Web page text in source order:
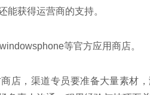
能获得运营商的支持。
等官方应用商店。
店，渠道专员要准备大量素材